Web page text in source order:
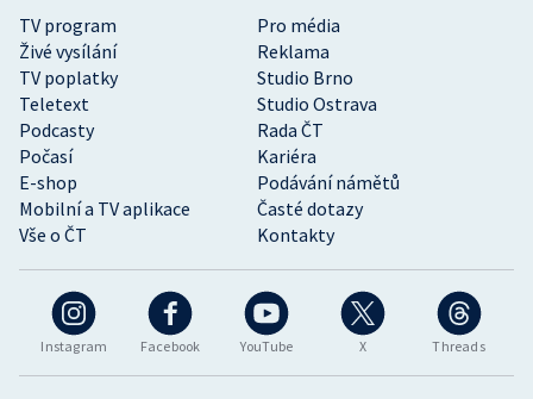
Instagram Facebook YouTube X Threads
TV program
Pro média
Živé vysílání
Reklama
TV poplatky
Studio Brno
Teletext
Studio Ostrava
Podcasty
Rada ČT
Počasí
Kariéra
E-shop
Podávání námětů
Mobilní a TV aplikace
Časté dotazy
Vše o ČT
Kontakty